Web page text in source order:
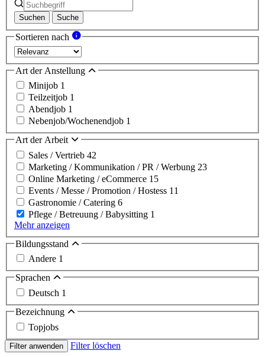
Suchen Suche
Sortieren nach
Art der Anstellung
Minijob 1
Teilzeitjob 1
Abendjob 1
Nebenjob/Wochenendjob 1
Art der Arbeit
Sales / Vertrieb 42
Marketing / Kommunikation / PR / Werbung 23
Online Marketing / eCommerce 15
Events / Messe / Promotion / Hostess 11
Gastronomie / Catering 6
Pflege / Betreuung / Babysitting 1
Mehr anzeigen
Bildungsstand
Andere 1
Sprachen
Deutsch 1
Bezeichnung
Topjobs
Filter anwenden Filter löschen